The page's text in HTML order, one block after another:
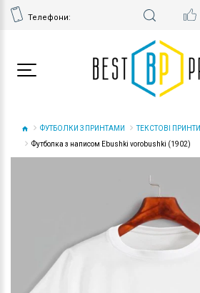
Телефони:
ФУТБОЛКИ З ПРИНТАМИ
ТЕКСТОВІ ПРИНТИ
Футболка з написом Ebushki vorobushki (1902)